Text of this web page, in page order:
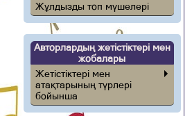
Жұлдызды топ мүшелері
Авторлардың жетістіктері мен
жобалары
Жетістіктері мен
атақтарының түрлері
бойынша